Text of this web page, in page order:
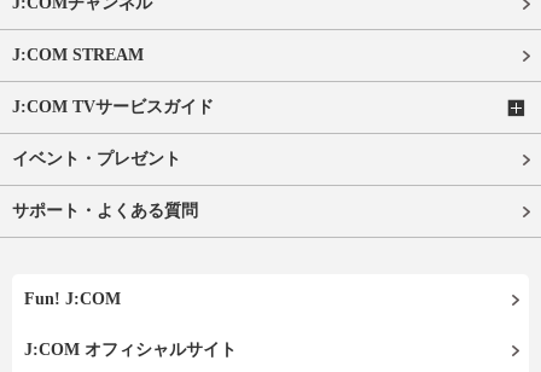
J:COM STREAM
J:COM TVサービスガイド
イベント・プレゼント
サポート・よくある質問
Fun! J:COM
J:COM オフィシャルサイト